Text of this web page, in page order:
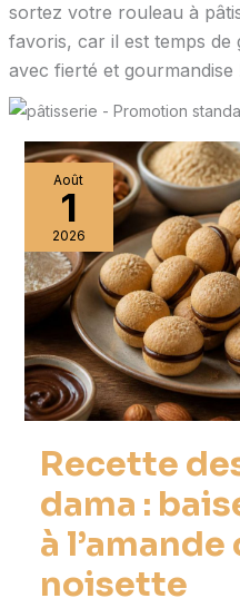
sortez votre rouleau à
favoris, car il est temps de
avec fierté et gourmandise
Août
1
2026
Recette
dama :
à l’amande
noisette